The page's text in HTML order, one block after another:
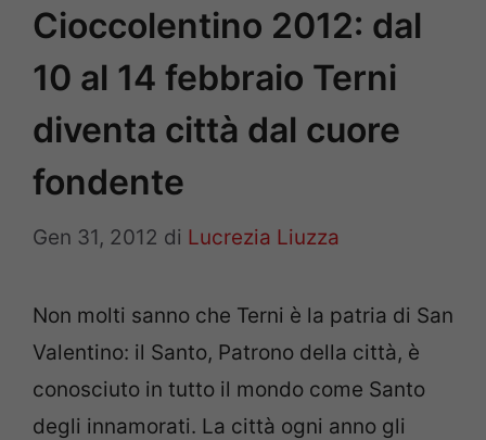
Cioccolentino 2012: dal
10 al 14 febbraio Terni
diventa città dal cuore
fondente
Gen 31, 2012 di Lucrezia Liuzza
Non molti sanno che Terni è la patria di San
Valentino: il Santo, Patrono della città, è
conosciuto in tutto il mondo come Santo
degli innamorati. La città ogni anno gli